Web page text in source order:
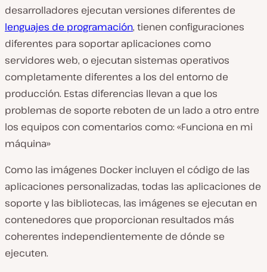
desarrolladores ejecutan versiones diferentes de
lenguajes de programación, tienen configuraciones
diferentes para soportar aplicaciones como
servidores web, o ejecutan sistemas operativos
completamente diferentes a los del entorno de
producción. Estas diferencias llevan a que los
problemas de soporte reboten de un lado a otro entre
los equipos con comentarios como: «Funciona en mi
máquina»
Como las imágenes Docker incluyen el código de las
aplicaciones personalizadas, todas las aplicaciones de
soporte y las bibliotecas, las imágenes se ejecutan en
contenedores que proporcionan resultados más
coherentes independientemente de dónde se
ejecuten.